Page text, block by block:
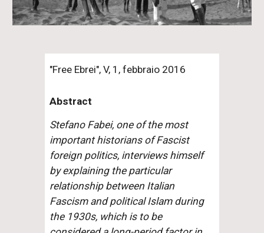
"Free Ebrei", V, 1, febbraio 2016
Abstract
Stefano Fabei, one of the most
important historians of Fascist
foreign politics, interviews himself
by explaining the particular
relationship between Italian
Fascism and political Islam during
the 1930s, which is to be